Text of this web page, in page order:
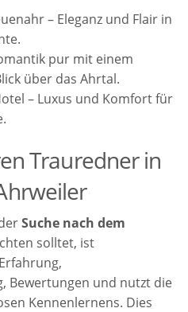
– Eleganz und Flair in
pur mit einem
über das Ahrtal.
– Luxus und Komfort für
Trauredner in
Suche nach dem
solltet, ist
Bewertungen und nutzt die
Kennenlernens. Dies